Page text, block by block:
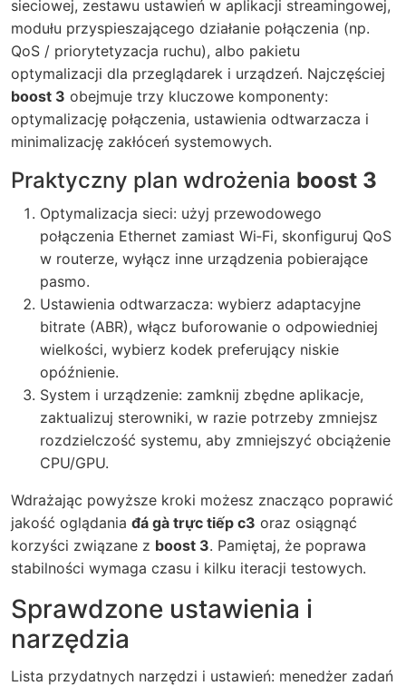
sieciowej, zestawu ustawień w aplikacji streamingowej,
modułu przyspieszającego działanie połączenia (np.
QoS / priorytetyzacja ruchu), albo pakietu
optymalizacji dla przeglądarek i urządzeń. Najczęściej
boost 3 obejmuje trzy kluczowe komponenty:
optymalizację połączenia, ustawienia odtwarzacza i
minimalizację zakłóceń systemowych.
Praktyczny plan wdrożenia boost 3
Optymalizacja sieci: użyj przewodowego
połączenia Ethernet zamiast Wi‑Fi, skonfiguruj QoS
w routerze, wyłącz inne urządzenia pobierające
pasmo.
Ustawienia odtwarzacza: wybierz adaptacyjne
bitrate (ABR), włącz buforowanie o odpowiedniej
wielkości, wybierz kodek preferujący niskie
opóźnienie.
System i urządzenie: zamknij zbędne aplikacje,
zaktualizuj sterowniki, w razie potrzeby zmniejsz
rozdzielczość systemu, aby zmniejszyć obciążenie
CPU/GPU.
Wdrażając powyższe kroki możesz znacząco poprawić
jakość oglądania đá gà trực tiếp c3 oraz osiągnąć
korzyści związane z boost 3. Pamiętaj, że poprawa
stabilności wymaga czasu i kilku iteracji testowych.
Sprawdzone ustawienia i
narzędzia
Lista przydatnych narzędzi i ustawień: menedżer zadań